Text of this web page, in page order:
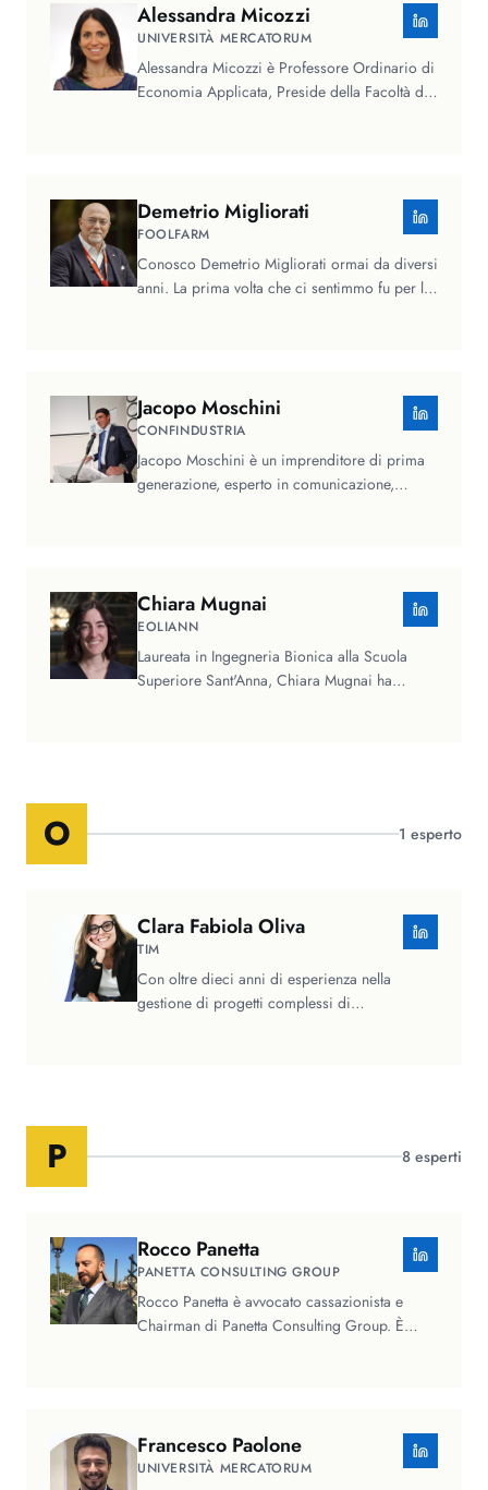
AlessandraMicozzi
UNIVERSITÀ MERCATORUM
Alessandra Micozzi è Professore Ordinario di
Economia Applicata, Preside della Facoltà di
DemetrioMigliorati
FOOLFARM
Conosco Demetrio Migliorati ormai da diversi
anni. La prima volta che ci sentimmo fu per la
JacopoMoschini
CONFINDUSTRIA
Jacopo Moschini è un imprenditore di prima
generazione, esperto in comunicazione,
ChiaraMugnai
EOLIANN
Laureata in Ingegneria Bionica alla Scuola
Superiore Sant'Anna, Chiara Mugnai ha
O 1 esperto
Clara FabiolaOliva
TIM
Con oltre dieci anni di esperienza nella
gestione di progetti complessi di
P 8 esperti
Rocco Panetta
PANETTA CONSULTING GROUP
Rocco Panetta è avvocato cassazionista e
Chairman di Panetta Consulting Group. È
Francesco Paolone
UNIVERSITÀ MERCATORUM